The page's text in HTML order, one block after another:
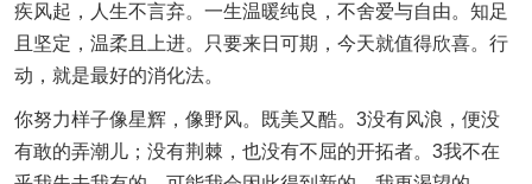
疾风起，人生不言弃。一生温暖纯良，不舍爱与自由。知足
且坚定，温柔且上进。只要来日可期，今天就值得欣喜。行
动，就是最好的消化法。
你努力样子像星辉，像野风。既美又酷。3没有风浪，便没
有敢的弄潮儿；没有荆棘，也没有不屈的开拓者。3我不在